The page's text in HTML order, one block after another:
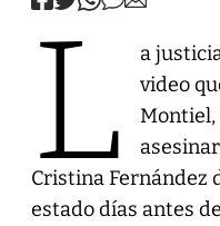
L
a
video
Montiel,
Cristina Fernández
estado días antes